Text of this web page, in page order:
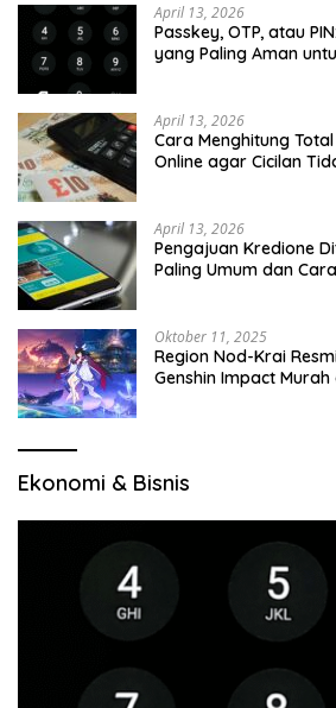
April 13, 2026
Passkey, OTP, atau
yang Paling Aman
April 13, 2026
Cara Menghitung
Online agar Cicilan
April 13, 2026
Pengajuan Kredione
Paling Umum dan
Oktober 11, 2025
Region Nod-Krai
Genshin Impact
Ekonomi & Bisnis